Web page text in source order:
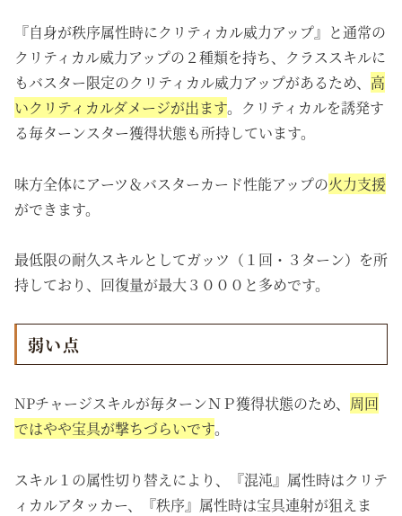
『自身が秩序属性時にクリティカル威力アップ』と通常の
クリティカル威力アップの２種類を持ち、クラススキルに
もバスター限定のクリティカル威力アップがあるため、 高
いクリティカルダメージが出ます。クリティカルを誘発す
る毎ターンスター獲得状態も所持しています。
味方全体にアーツ＆バスターカード性能アップの火力支援
ができます。
最低限の耐久スキルとしてガッツ（１回・３ターン）を所
持しており、回復量が最大３０００と多めです。
弱い点
NPチャージスキルが毎ターンＮＰ獲得状態のため、 周回
ではやや宝具が撃ちづらいです。
スキル１の属性切り替えにより、『混沌』属性時はクリテ
ィカルアタッカー、『秩序』属性時は宝具連射が狙えま